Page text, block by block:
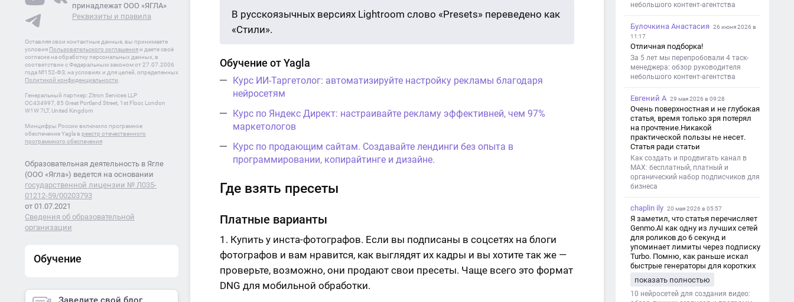
В русскоязычных версиях Lightroom слово «Presets» переведено как
«Стили».
Обучение от Yagla
Курс ИИ-Таргетолог: автоматизируйте настройку рекламы благодаря
нейросетям
Курс по Яндекс Директ: настраивайте рекламу эффективней, чем 97%
маркетологов
Курс по продающим сайтам. Создавайте лендинги без опыта в
программировании, копирайтинге и дизайне.
Где взять пресеты
Платные варианты
Купить у инста-фотографов. Если вы подписаны в соцсетях на блоги
фотографов и вам нравится, как выглядят их кадры и вы хотите так же —
проверьте, возможно, они продают свои пресеты. Чаще всего это формат
DNG для мобильной обработки.
принадлежат ООО «ЯГЛА»
Реквизиты и правила
Оставляя свои контактные данные, вы принимаете
условия Пользовательского соглашения и даете своё
согласие на обработку персональных данных, в
соответствии с Федеральным законом от 27.07.2006
года №152-ФЗ, на условиях и для целей, определенных
Политикой конфиденциальности
Генеральный партнер: Zitron Services LLP
OC434997, 85 Great Portland Street, 1st Floor, London
W1W 7LT, United Kingdom
Минцифры России включило програмное
обеспечение Yagla в реестр отечественного
программного обеспечения
Образовательная деятельность в Ягле
(ООО «Ягла») ведется на основании
государственной лицензии № Л035-
01212-59/00203793
от 01.07.2021
Сведения об образовательной
организации
Обучение
небольшого контент-агентства
Булочкина Анастасия
26 июня 2026 в
11:17
Отличная подборка!
За 5 лет мы перепробовали 4 таск-
менеджера: обзор руководителя
небольшого контент-агентства
Евгений А 29 мая 2026 в 09:28
Очень поверхностная и не глубокая
статья, время только зря потерял
на прочтение.Никакой
практической пользы не несет.
Статья ради статьи
Как создать и продвигать канал в
MAX: бесплатный, платный и
органический набор подписчиков для
бизнеса
chaplin ily 20 мая 2026 в 05:57
Я заметил, что статья перечисляет
Genmo.AI как одну из лучших сетей
для роликов до 6 секунд и
упоминает лимиты через подписку
Turbo. Помню, как раньше искал
быстрые генераторы для коротких
такой обзор именно с акцентом на
ограничения и подпись. Image V2
показать полностью
10 нейросетей для создания видео: